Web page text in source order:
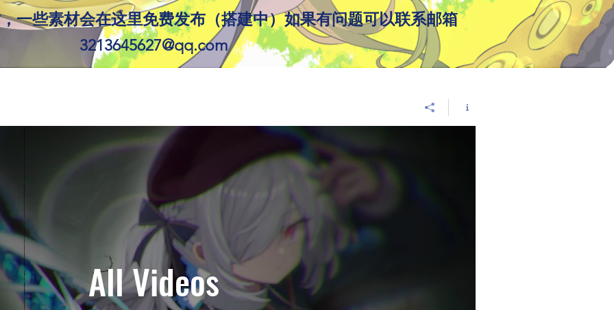
一些素材会在这里免费发布（搭建中）​​如果有问题可以联系邮箱
3213645627@qq.com
All Videos